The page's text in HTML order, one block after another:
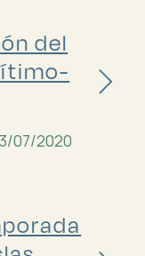
del
07/2020